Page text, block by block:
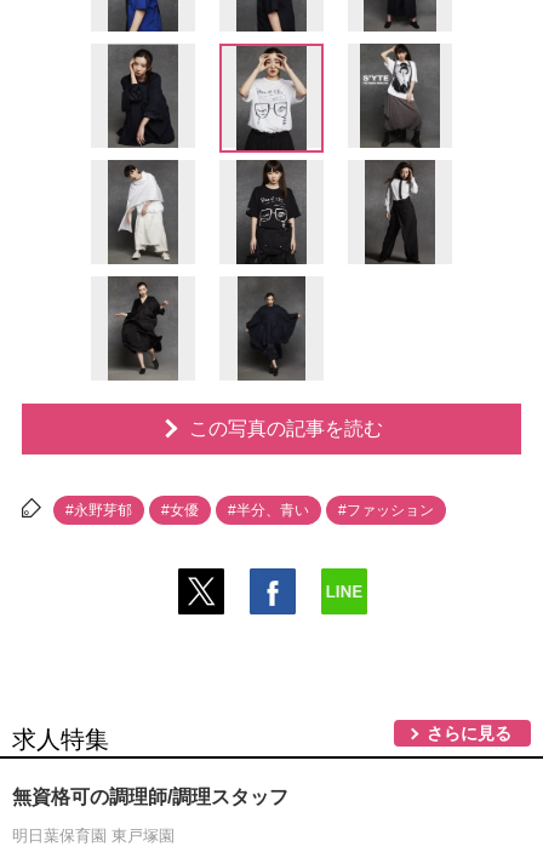
この写真の記事を読む
#永野芽郁 #女優 #半分、青い #ファッション
求人特集 さらに見る
無資格可の調理師/調理スタッフ
明日葉保育園 東戸塚園